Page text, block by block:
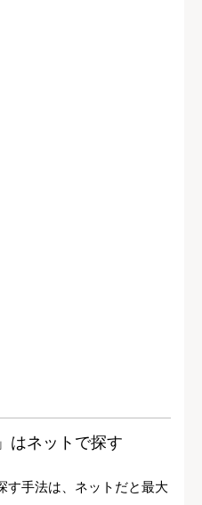
はネットで探す
す手法は、ネットだと最大